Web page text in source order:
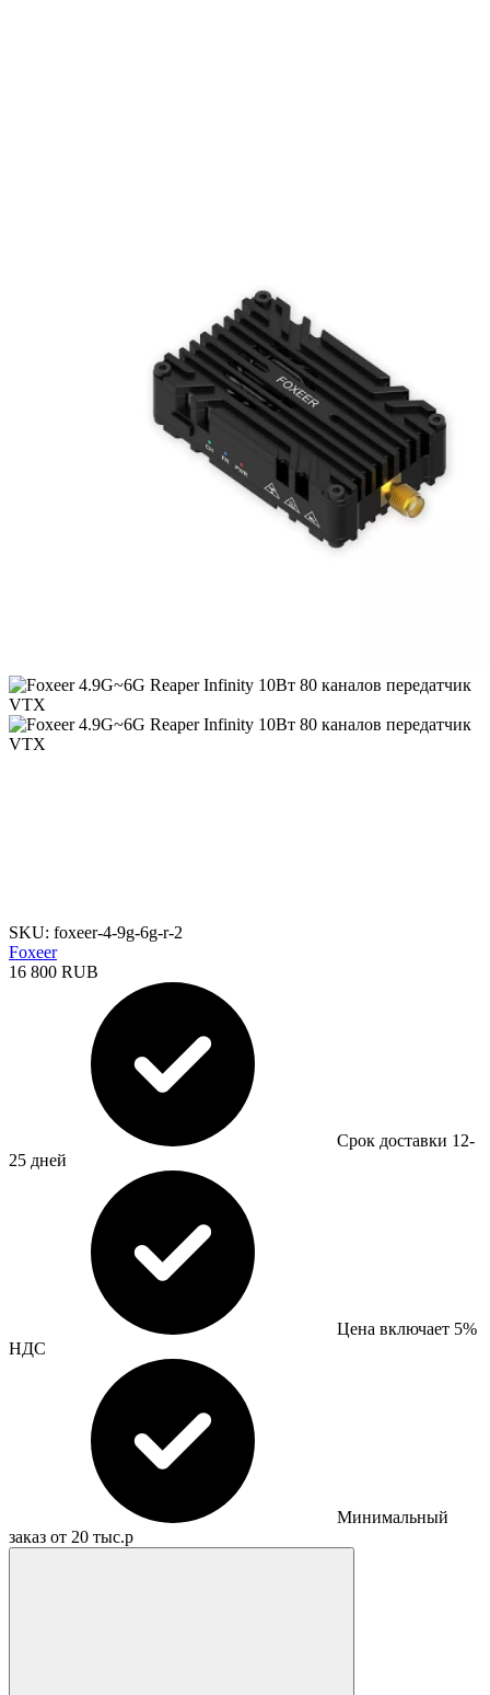
SKU: foxeer-4-9g-6g-r-2
Foxeer
16 800 RUB
Срок доставки 12-
25 дней
Цена включает 5%
НДС
Минимальный
заказ от 20 тыс.р